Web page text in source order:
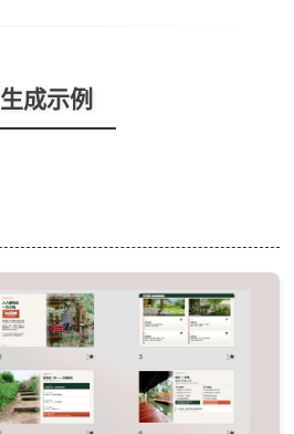
生成示例